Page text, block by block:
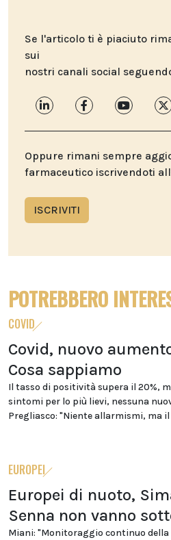
Se l'articolo ti è piaciuto
sui
nostri canali social
Oppure rimani sempre
farmaceutico iscrivendoti
ISCRIVITI
POTREBBERO
COVID
Covid, nuovo
Cosa sappiamo
Il tasso di positività supera il 20%,
sintomi per lo più lievi, nessuna
Pregliasco: "Niente allarmismi, ma
EUROPEI
Europei di nuoto,
Senna non vanno
Miani: "Monitoraggio continuo della